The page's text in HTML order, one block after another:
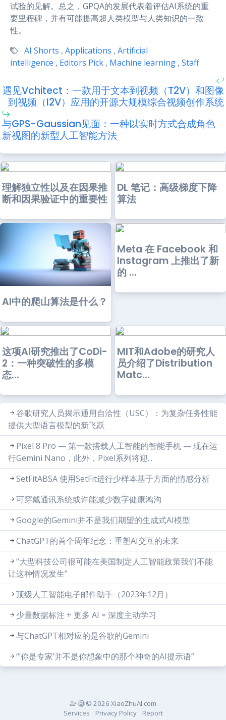
试验的见解。总之，GPQA的发展代表着评估AI系统的重
要里程碑，并有可能提高超人类模型与人类知识的一致
性。
AI Shorts , Applications , Artificial
intelligence , Editors Pick , Machine learning , Staff
遇见Vchitect：一款用于文本到视频（T2V）和图像
到视频（I2V）应用的开源大规模综合视频创作系统
与GPS-Gaussian见面：一种以实时方式合成角色
新视图的新型人工智能方法
理解独立性以及在因果推
断和因果验证中的重要性
DL 笔记：高级梯度下降
算法
AI中的爬山算法是什么？
Meta 在 Facebook 和
Instagram 上推出了新
的 ...
这项AI研究推出了CoDi-
2：一种突破性的多模
态...
MIT和Adobe的研究人
员介绍了Distribution
Matc...
谷歌研究人员揭示通用自洽性（USC）：为复杂任务性能
提供大型语言模型的新飞跃
Pixel 8 Pro — 第一款搭载人工智能的智能手机 — 现在运
行Gemini Nano，此外，Pixel系列将迎...
SetFitABSA 使用SetFit进行少样本基于方面的情感分析
可穿戴通讯系统或许能减少数字健康鸿沟
Google的Gemini并不是我们期望的生成式AI模型
ChatGPT的首个周年纪念：重塑AI交互的未来
“大型科技公司很可能在美国制定人工智能政策我们不能
让这种情况发生”
顶级人工智能电子邮件助手（2023年12月）
少量数据标注 + 更多 AI = 深度主动学习
与ChatGPT相对应的是谷歌的Gemini
“‘你是专家’并不是你想象中的那个神奇的AI提示语”
© 2026 XiaoZhuAI.com
Services
Privacy Policy Report